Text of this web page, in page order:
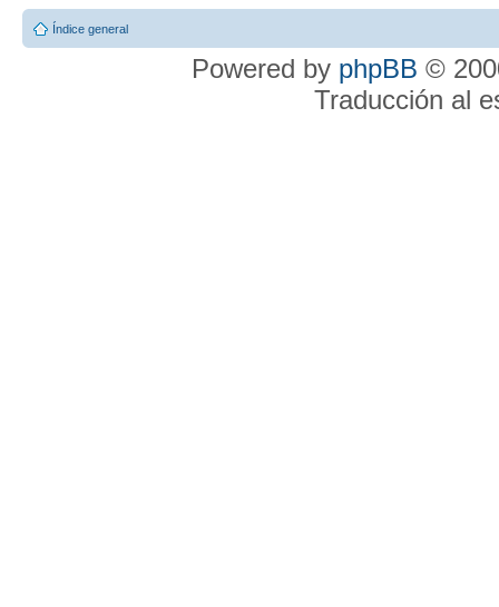
Índice general
Powered by phpBB ©
Traducción al